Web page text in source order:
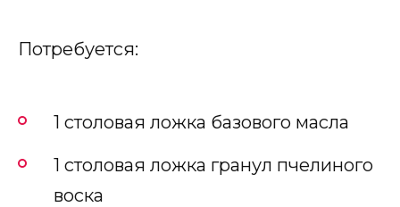
Потребуется:
1 столовая ложка базового масла
1 столовая ложка гранул пчелиного
воска